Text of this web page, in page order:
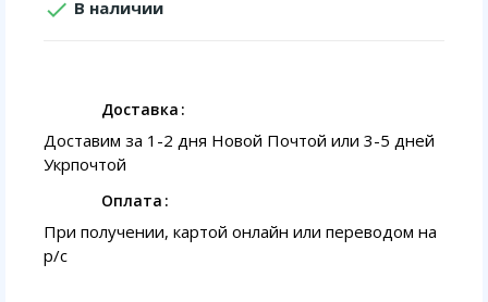
 В наличии
Доставка
Доставим за 1-2 дня Новой Почтой или 3-5 дней
Укрпочтой
Оплата
При получении, картой онлайн или переводом на
p/с